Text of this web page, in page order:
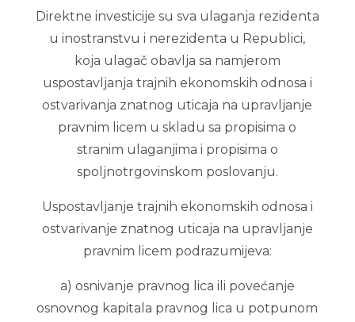
Direktne investicije su sva ulaganja rezidenta
u inostranstvu i nerezidenta u Republici,
koja ulagač obavlja sa namjerom
uspostavljanja trajnih ekonomskih odnosa i
ostvarivanja znatnog uticaja na upravljanje
pravnim licem u skladu sa propisima o
stranim ulaganjima i propisima o
spoljnotrgovinskom poslovanju.
Uspostavljanje trajnih ekonomskih odnosa i
ostvarivanje znatnog uticaja na upravljanje
pravnim licem podrazumijeva:
a) osnivanje pravnog lica ili povećanje
osnovnog kapitala pravnog lica u potpunom